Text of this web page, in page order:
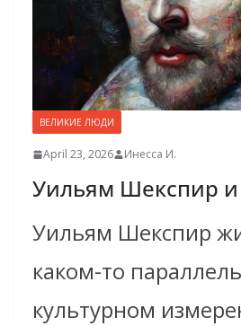
ВЕЛИКИЕ ЛЮДИ
April 23, 2026 Инесса И.
Уильям Шекспир и
Уильям Шекспир
каком-то
культурном